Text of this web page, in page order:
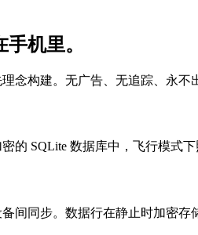
机里。
念构建。无广告、无追踪、永不
的 SQLite 数据库中，飞行模式下
间同步。数据行在静止时加密存